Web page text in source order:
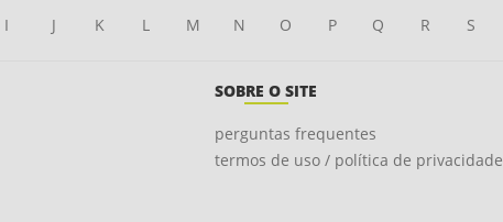
I J K L M N O P Q R S
SOBRE O SITE
perguntas frequentes
termos de uso / política de privacidade